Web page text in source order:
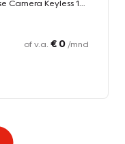
of v.a. € 0 /mnd